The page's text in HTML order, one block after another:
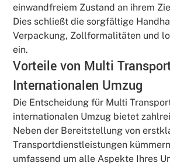
einwandfreiem Zustand an ihrem
Dies schließt die sorgfältige
Verpackung, Zollformalitäten und
ein.
Vorteile von Multi
Internationalen Umzug
Die Entscheidung für Multi
internationalen Umzug bietet
Neben der Bereitstellung von
Transportdienstleistungen
umfassend um alle Aspekte Ihres